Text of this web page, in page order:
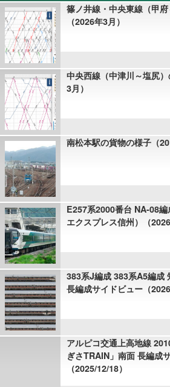
篠ノ井線・中央東線（甲
（2026年3月）
中央西線（中津川～塩尻
3月）
南松本駅の貨物の様子（
E257系2000番台 NA-08
エクスプレス信州）（
383系J編成 383系A5編成
長編成サイドビュー（
アルピコ交通上高地線
ぎさTRAIN」南面 長編成
（2025/12/18）